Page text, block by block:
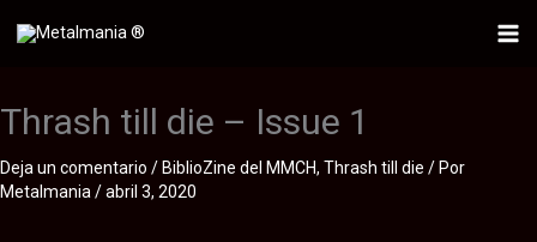
Thrash till die – Issue 1
Deja un comentario / BiblioZine del MMCH, Thrash till die / Por
Metalmania /abril 3, 2020